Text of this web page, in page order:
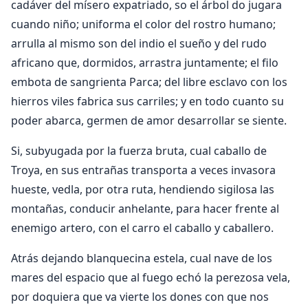
cadáver del mísero expatriado, so el árbol do jugara
cuando niño; uniforma el color del rostro humano;
arrulla al mismo son del indio el sueño y del rudo
africano que, dormidos, arrastra juntamente; el filo
embota de sangrienta Parca; del libre esclavo con los
hierros viles fabrica sus carriles; y en todo cuanto su
poder abarca, germen de amor desarrollar se siente.
Si, subyugada por la fuerza bruta, cual caballo de
Troya, en sus entrañas transporta a veces invasora
hueste, vedla, por otra ruta, hendiendo sigilosa las
montañas, conducir anhelante, para hacer frente al
enemigo artero, con el carro el caballo y caballero.
Atrás dejando blanquecina estela, cual nave de los
mares del espacio que al fuego echó la perezosa vela,
por doquiera que va vierte los dones con que nos